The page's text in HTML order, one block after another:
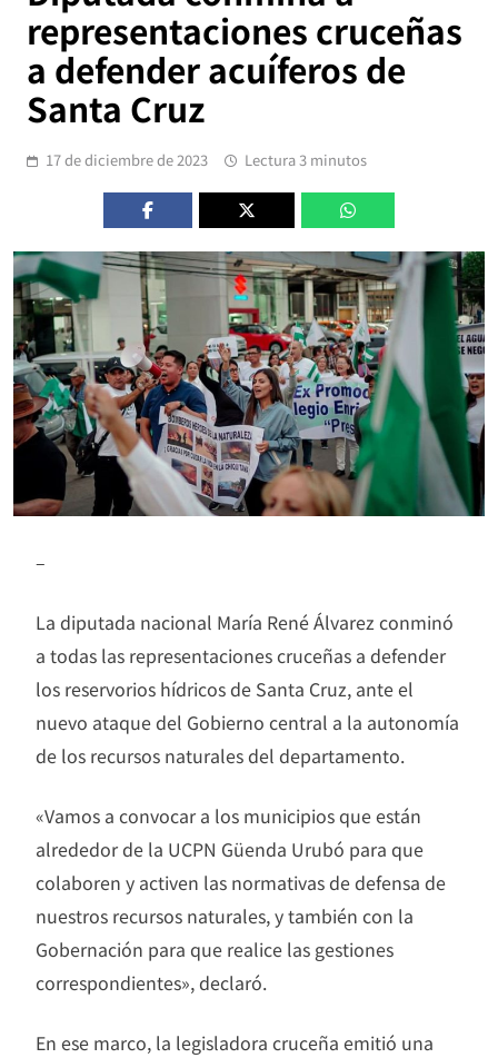
representaciones cruceñas
a defender acuíferos de
Santa Cruz
17 de diciembre de 2023 Lectura 3 minutos
–
La diputada nacional María René Álvarez conminó
a todas las representaciones cruceñas a defender
los reservorios hídricos de Santa Cruz, ante el
nuevo ataque del Gobierno central a la autonomía
de los recursos naturales del departamento.
«Vamos a convocar a los municipios que están
alrededor de la UCPN Güenda Urubó para que
colaboren y activen las normativas de defensa de
nuestros recursos naturales, y también con la
Gobernación para que realice las gestiones
correspondientes», declaró.
En ese marco, la legisladora cruceña emitió una